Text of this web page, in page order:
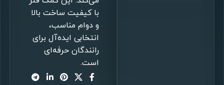
با کیفیت ساخت بالا
و دوام مناسب،
انتخابی ایده‌آل برای
رانندگان حرفه‌ای
است.